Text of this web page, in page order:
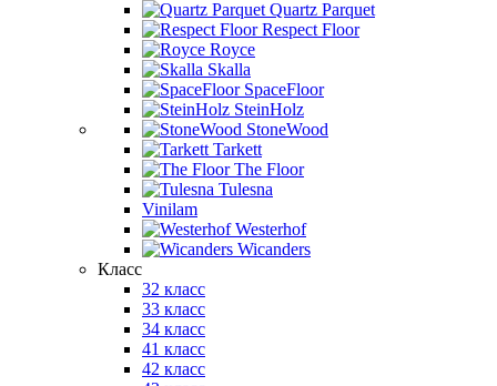
Quartz Parquet
Respect Floor
Royce
Skalla
SpaceFloor
SteinHolz
StoneWood
Tarkett
The Floor
Tulesna
Vinilam
Westerhof
Wicanders
Класс
32 класс
33 класс
34 класс
41 класс
42 класс